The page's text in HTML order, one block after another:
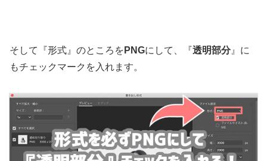
そして『形式』のところを PNGにして、『透明部分』に
もチェックマークを入れます。